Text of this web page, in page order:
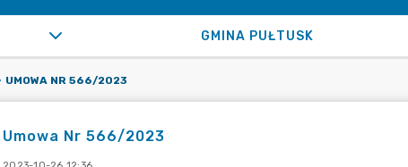
GMINA PUŁTUSK
UMOWA NR 566/2023
Umowa Nr 566/2023